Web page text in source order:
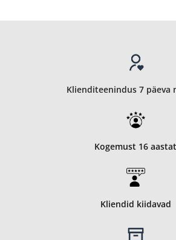
Klienditeenindus 7 päeva
Kogemust 16 aastat
Kliendid kiidavad